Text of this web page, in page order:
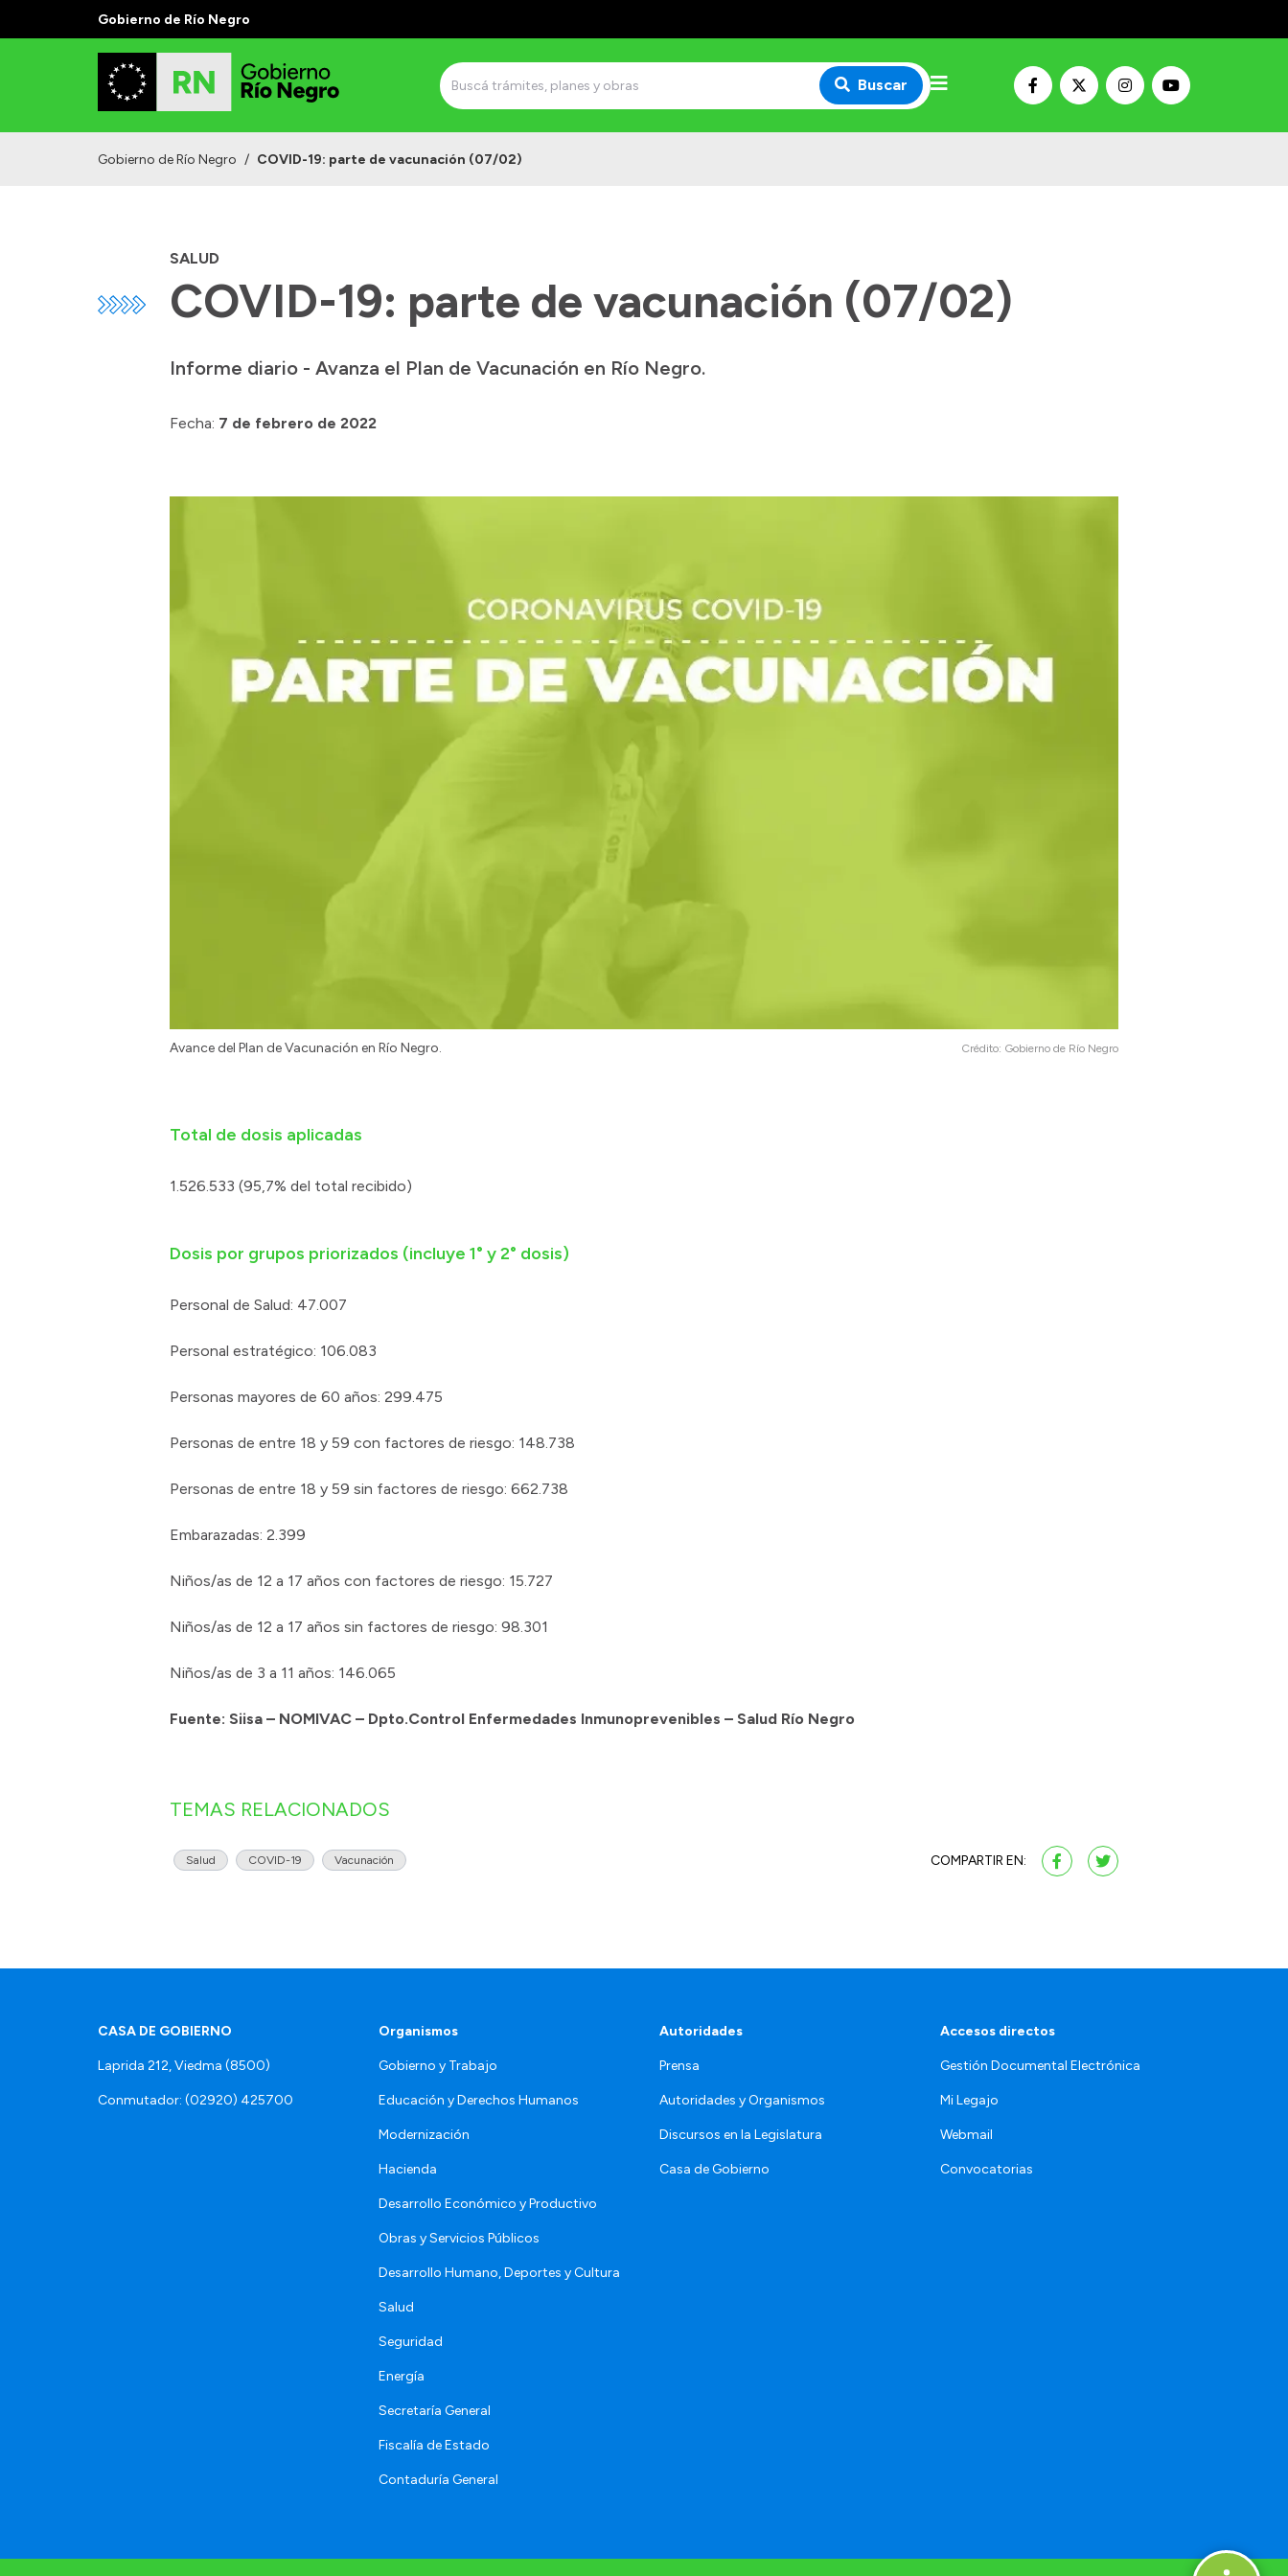
Gobierno de Río Negro
Buscar
Gobierno de Río Negro / COVID-19: parte de vacunación (07/02)
SALUD
COVID-19: parte de vacunación (07/02)
Informe diario - Avanza el Plan de Vacunación en Río Negro.
Fecha: 7 de febrero de 2022
Avance del Plan de Vacunación en Río Negro. Crédito: Gobierno de Río Negro
Total de dosis aplicadas
1.526.533 (95,7% del total recibido)
Dosis por grupos priorizados (incluye 1° y 2° dosis)
Personal de Salud: 47.007
Personal estratégico: 106.083
Personas mayores de 60 años: 299.475
Personas de entre 18 y 59 con factores de riesgo: 148.738
Personas de entre 18 y 59 sin factores de riesgo: 662.738
Embarazadas: 2.399
Niños/as de 12 a 17 años con factores de riesgo: 15.727
Niños/as de 12 a 17 años sin factores de riesgo: 98.301
Niños/as de 3 a 11 años: 146.065
Fuente: Siisa – NOMIVAC – Dpto.Control Enfermedades Inmunoprevenibles – Salud Río Negro
TEMAS RELACIONADOS
Salud COVID-19 Vacunación COMPARTIR EN:
CASA DE GOBIERNO
Laprida 212, Viedma (8500)
Conmutador: (02920) 425700
Organismos
Gobierno y Trabajo
Educación y Derechos Humanos
Modernización
Hacienda
Desarrollo Económico y Productivo
Obras y Servicios Públicos
Desarrollo Humano, Deportes y Cultura
Salud
Seguridad
Energía
Secretaría General
Fiscalía de Estado
Contaduría General
Autoridades
Prensa
Autoridades y Organismos
Discursos en la Legislatura
Casa de Gobierno
Accesos directos
Gestión Documental Electrónica
Mi Legajo
Webmail
Convocatorias